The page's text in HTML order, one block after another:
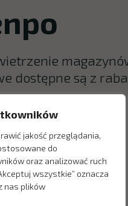
jakość przeglądania,
do
oraz analizować ruch
wszystkie” oznacza
nas plików
dostępne są z